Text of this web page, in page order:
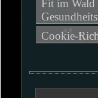
Fit im
Cookie-